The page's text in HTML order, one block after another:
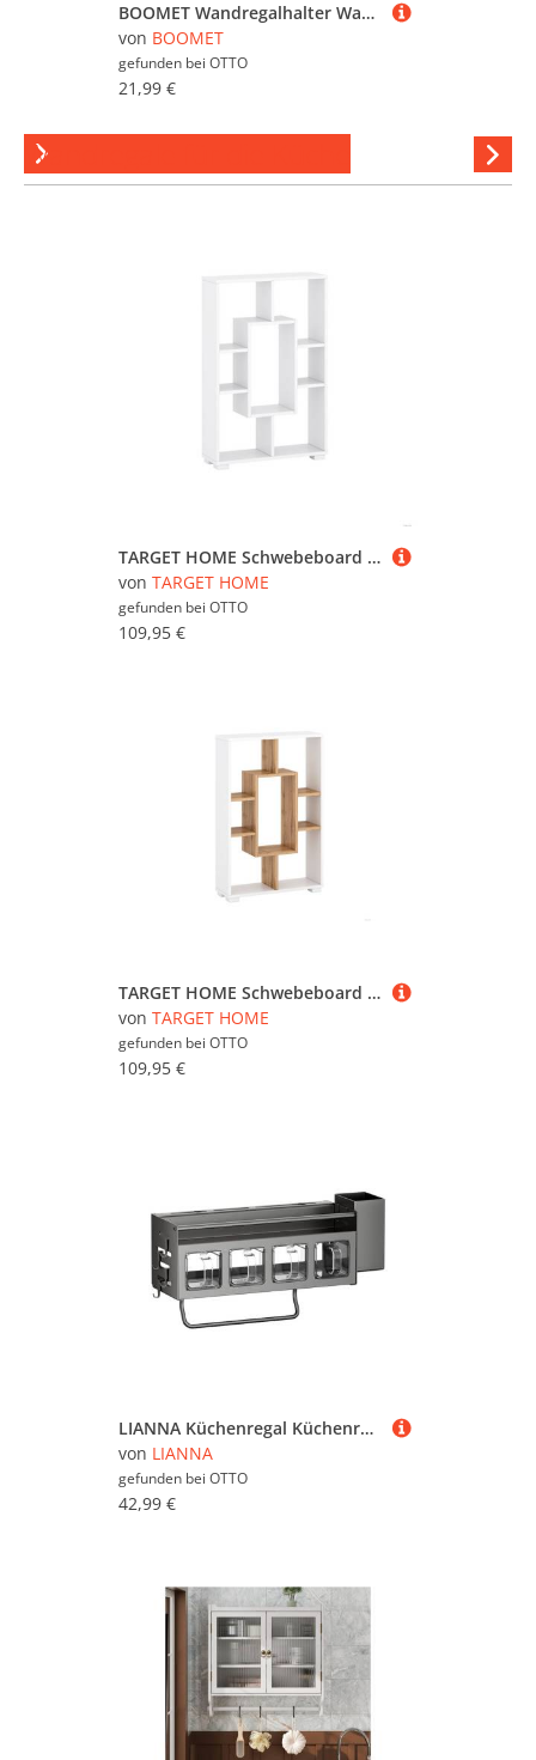
BOOMET Wandregalhalter Wandschienen für Regalsystem 2-reihig, 4-tlg., Anthrazit 50cm Regalschienen Wandregal Schiene
von BOOMET
gefunden bei OTTO
21,99 €
Wandregale für die Küche
TARGET HOME Schwebeboard Schweberegal für Wohnzimmer, Schlafzimmer & Küche Wandregal
von TARGET HOME
gefunden bei OTTO
109,95 €
TARGET HOME Schwebeboard Schweberegal für Wohnzimmer, Schlafzimmer & Küche Wandregal
von TARGET HOME
gefunden bei OTTO
109,95 €
LIANNA Küchenregal Küchenregal Gewürzregal Wandregal mit Haken Organizer Küche, Set 1-tlg., Gewürzregal Wand mit Haken, platzsparender Küchen Organizer
von LIANNA
gefunden bei OTTO
42,99 €